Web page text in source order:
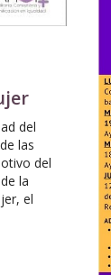
del
las
del
la
el